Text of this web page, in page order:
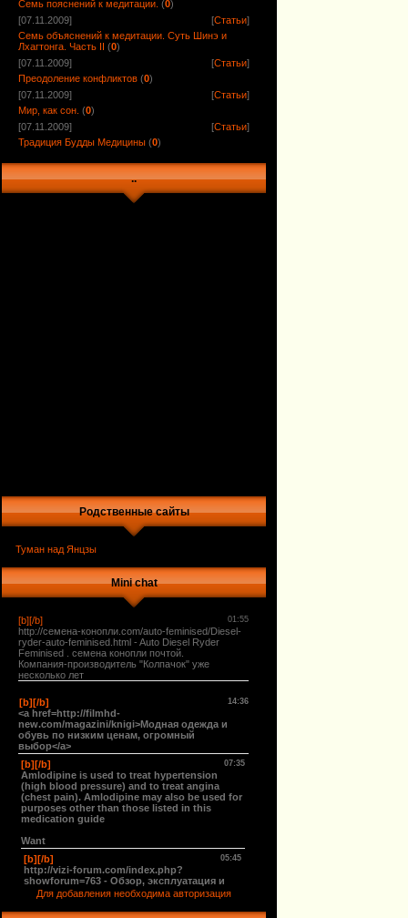
Семь пояснений к медитации. (0)
[07.11.2009]
[Статьи]
Семь объяснений к медитации. Суть Шинэ и
Лхагтонга. Часть II (0)
[07.11.2009]
[Статьи]
Преодоление конфликтов (0)
[07.11.2009]
[Статьи]
Мир, как сон. (0)
[07.11.2009]
[Статьи]
Традиция Будды Медицины (0)
..
Родственные сайты
Туман над Янцзы
Mini chat
Для добавления необходима авторизация